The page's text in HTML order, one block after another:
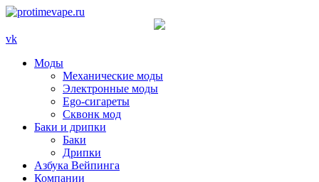
vk
Моды
Механические моды
Электронные моды
Ego-сигареты
Сквонк мод
Баки и дрипки
Баки
Дрипки
Азбука Вейпинга
Компании